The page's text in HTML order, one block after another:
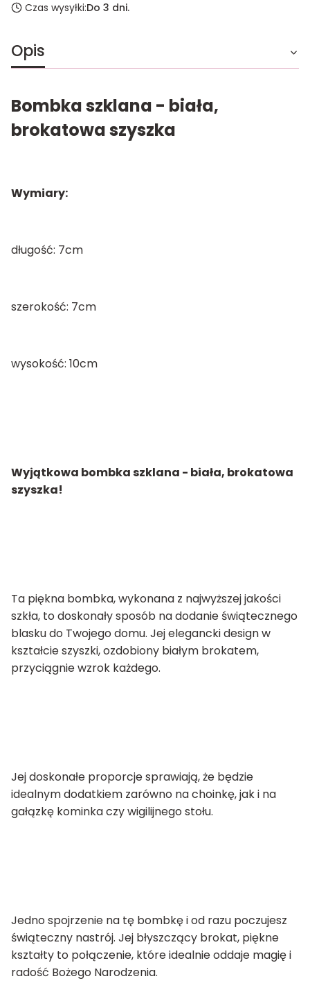
Czas wysyłki:Do 3 dni.
Opis
Bombka szklana - biała,
brokatowa szyszka
Wymiary:
długość: 7cm
szerokość: 7cm
wysokość: 10cm
Wyjątkowa bombka szklana - biała, brokatowa
szyszka!
Ta piękna bombka, wykonana z najwyższej jakości
szkła, to doskonały sposób na dodanie świątecznego
blasku do Twojego domu. Jej elegancki design w
kształcie szyszki, ozdobiony białym brokatem,
przyciągnie wzrok każdego.
Jej doskonałe proporcje sprawiają, że będzie
idealnym dodatkiem zarówno na choinkę, jak i na
gałązkę kominka czy wigilijnego stołu.
Jedno spojrzenie na tę bombkę i od razu poczujesz
świąteczny nastrój. Jej błyszczący brokat, piękne
kształty to połączenie, które idealnie oddaje magię i
radość Bożego Narodzenia.